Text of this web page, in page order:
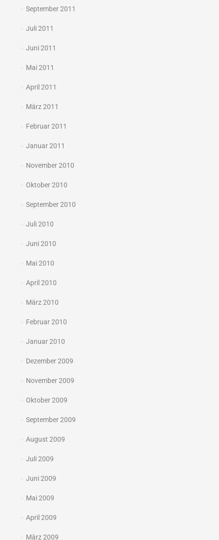
September 2011
Juli 2011
Juni 2011
Mai 2011
April 2011
März 2011
Februar 2011
Januar 2011
November 2010
Oktober 2010
September 2010
Juli 2010
Juni 2010
Mai 2010
April 2010
März 2010
Februar 2010
Januar 2010
Dezember 2009
November 2009
Oktober 2009
September 2009
August 2009
Juli 2009
Juni 2009
Mai 2009
April 2009
März 2009